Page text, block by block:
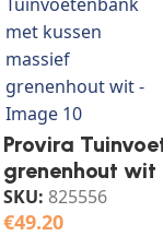
Provira
grenenhout wit
SKU: 825556
€49.20